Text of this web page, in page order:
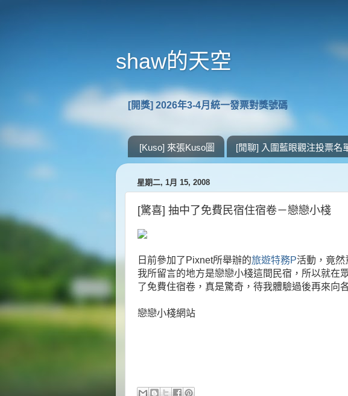
shaw的天空
[開獎] 2026年3-4月統一發票對獎號碼
[Kuso] 來張Kuso圖 [閒聊] 入圍藍眼觀注投票名
星期二, 1月 15, 2008
[驚喜] 抽中了免費民宿住宿卷－戀戀小棧
日前參加了Pixnet所舉辦的旅遊特務P活動，竟然
我所留言的地方是戀戀小棧這間民宿，所以就在
了免費住宿卷，真是驚奇，待我體驗過後再來向
戀戀小棧網站